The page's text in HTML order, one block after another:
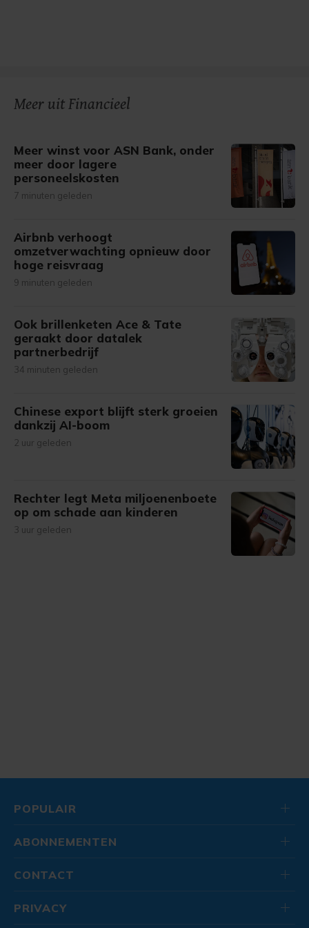
Meer uit Financieel
Meer winst voor ASN Bank, onder
meer door lagere
personeelskosten
7 minuten geleden
Airbnb verhoogt
omzetverwachting opnieuw door
hoge reisvraag
9 minuten geleden
Ook brillenketen Ace & Tate
geraakt door datalek
partnerbedrijf
34 minuten geleden
Chinese export blijft sterk groeien
dankzij AI-boom
2 uur geleden
Rechter legt Meta miljoenenboete
op om schade aan kinderen
3 uur geleden
POPULAIR
ABONNEMENTEN
CONTACT
PRIVACY